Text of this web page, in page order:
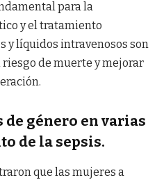
para la
y el tratamiento
y líquidos intravenosos son
de muerte y mejorar
género en varias
de la sepsis.
que las mujeres a